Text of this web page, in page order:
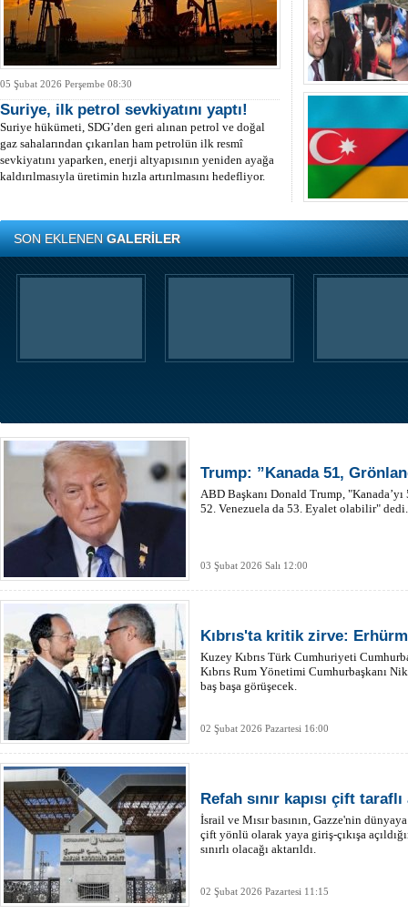
05 Şubat 2026 Perşembe 08:30
Suriye, ilk petrol sevkiyatını yaptı!
Suriye hükümeti, SDG’den geri alınan petrol ve doğal
gaz sahalarından çıkarılan ham petrolün ilk resmî
sevkiyatını yaparken, enerji altyapısının yeniden ayağa
kaldırılmasıyla üretimin hızla artırılmasını hedefliyor.
SON EKLENENGALERİLER
Trump: ”Kanada 51,
ABD Başkanı Donald Trump,
52. Venezuela da 53. Eyalet olabilir" dedi.
03 Şubat 2026 Salı 12:00
Kıbrıs'ta kritik zirve:
Kuzey Kıbrıs Türk Cumhuriyeti
Kıbrıs Rum Yönetimi Cumhurbaşkanı
baş başa görüşecek.
02 Şubat 2026 Pazartesi 16:00
Refah sınır kapısı çift taraflı
İsrail ve Mısır basının, Gazze'nin
çift yönlü olarak yaya giriş-çıkışa
sınırlı olacağı aktarıldı.
02 Şubat 2026 Pazartesi 11:15